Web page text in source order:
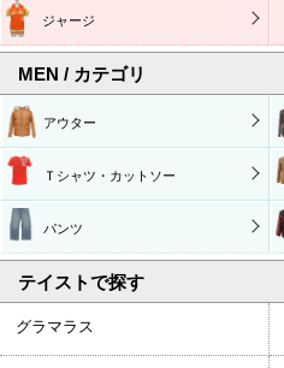
ジャージ
MEN / カテゴリ
アウター
Ｔシャツ・カットソー
パンツ
テイストで探す
グラマラス